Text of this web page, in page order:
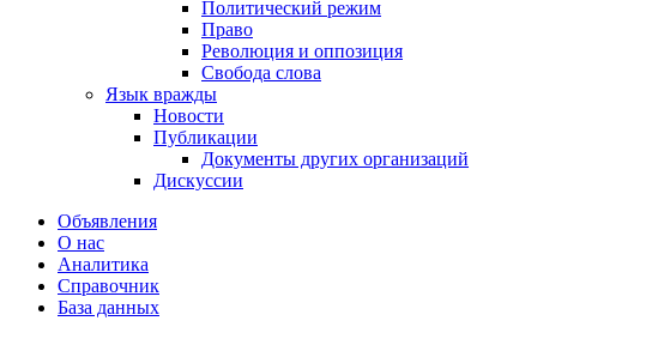
Политический режим
Право
Революция и оппозиция
Свобода слова
Язык вражды
Новости
Публикации
Документы других организаций
Дискуссии
Объявления
О нас
Аналитика
Справочник
База данных